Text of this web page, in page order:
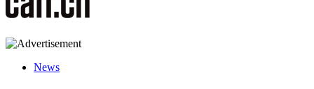
News